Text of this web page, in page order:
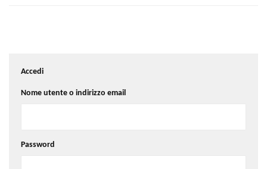
Accedi
Nome utente o indirizzo email
Password